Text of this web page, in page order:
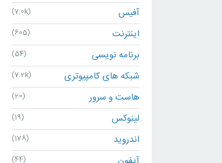
آفیس (7.0k)
اینترنت (605)
برنامه نویسی (54)
شبکه های کامپیوتری (7.2k)
هاست و سرور (20)
لینوکس (19)
اندروید (178)
(44)